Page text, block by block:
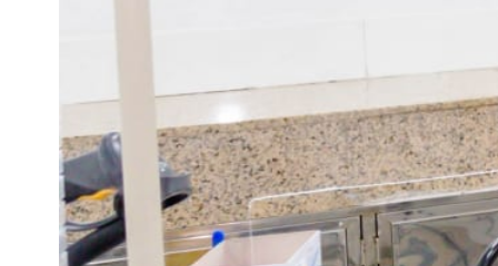
THÔNG BÁO THAY ĐỔI GIỜ LÀM
VIỆC
31/07/2026
TRẢI NGHIỆM Y TẾ CHUẨN QUỐC